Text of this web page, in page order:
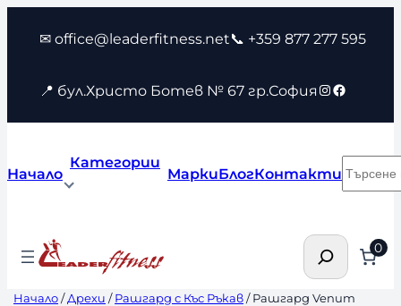
съдържанието
✉ office@leaderfitness.net📞 +359 877 277 595
📍 бул.Христо Ботев № 67 гр.София Instagram
Facebook
Начало
Категории
МаркиБлогКонтакти
Търсене 0
Начало/Дрехи /Рашгард с Къс Ръкав/ Рашгард Venum